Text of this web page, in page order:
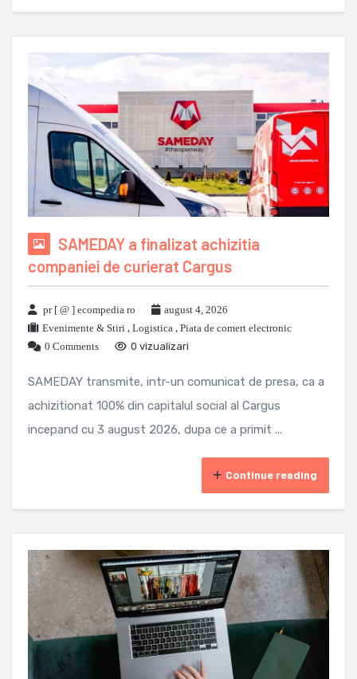
SAMEDAY a finalizat achizitia
companiei de curierat Cargus
pr [ @ ] ecompedia ro
august 4, 2026
Evenimente & Stiri , Logistica , Piata de comert electronic
0 Comments
0 vizualizari
SAMEDAY transmite, intr-un comunicat de presa, ca a
achizitionat 100% din capitalul social al Cargus
incepand cu 3 august 2026, dupa ce a primit ...
Continue reading